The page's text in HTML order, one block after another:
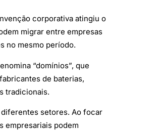
corporativa atingiu o
migrar entre empresas
no mesmo período.
“domínios”, que
de baterias,
tradicionais.
setores. Ao focar
empresariais podem